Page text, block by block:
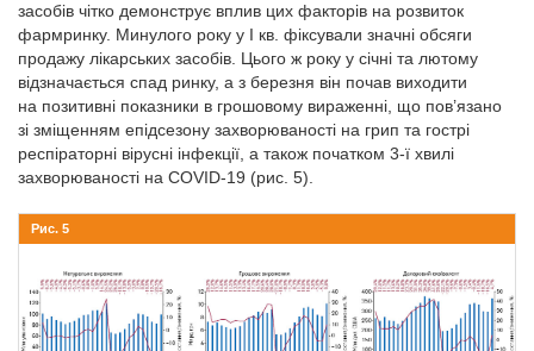
засобів чітко демонструє вплив цих факторів на розвиток
фармринку. Минулого року у І кв. фіксували значні обсяги
продажу лікарських засобів. Цього ж року у січні та лютому
відзначається спад ринку, а з березня він почав виходити
на позитивні показники в грошовому вираженні, що пов’язано
зі зміщенням епідсезону захворюваності на грип та гострі
респіраторні вірусні інфекції, а також початком 3-ї хвилі
захворюваності на COVID-19 (рис. 5).
Рис. 5